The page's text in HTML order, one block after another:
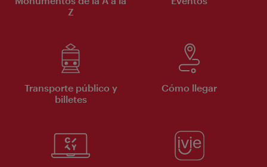
Z
Transporte público y
billetes
Cómo llegar